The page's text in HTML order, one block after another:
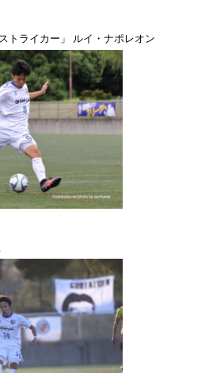
トライカー」 ルイ・ナポレオン